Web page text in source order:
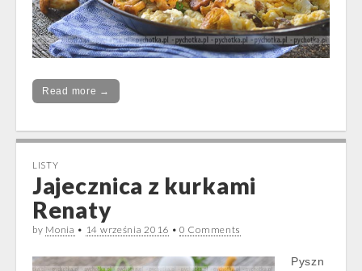
Read more →
LISTY
Jajecznica z kurkami
Renaty
by Monia • 14 września 2016 •0 Comments
Pyszn